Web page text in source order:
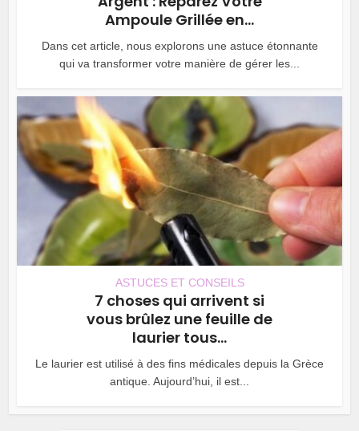
Ampoule Grillée en...
Dans cet article, nous explorons une astuce étonnante
qui va transformer votre manière de gérer les...
ASTUCES ET CONSEILS
7 choses qui arrivent si
vous brûlez une feuille de
laurier tous...
Le laurier est utilisé à des fins médicales depuis la Grèce
antique. Aujourd’hui, il est...